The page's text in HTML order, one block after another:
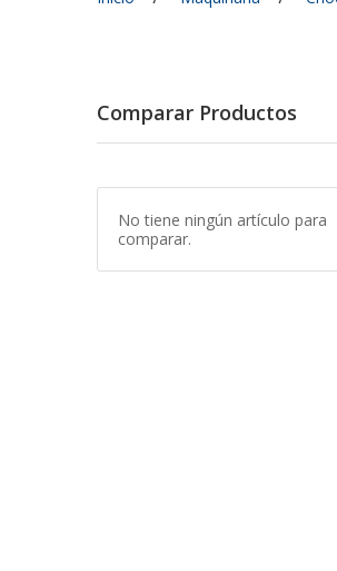
Comparar Productos
No tiene ningún artículo para
comparar.